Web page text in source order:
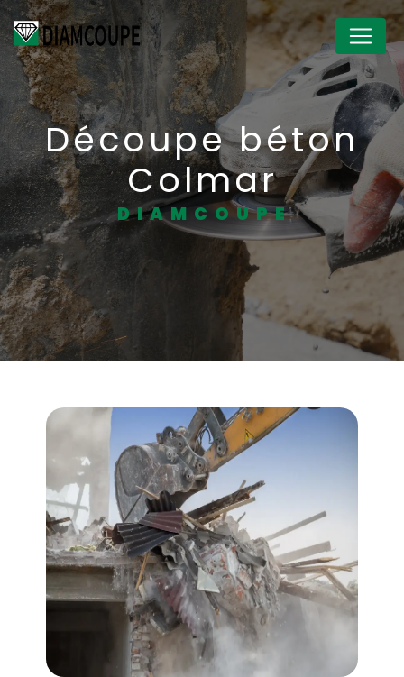
Découpe béton
Colmar
DIAMCOUPE
Panneau de gestion des cookies